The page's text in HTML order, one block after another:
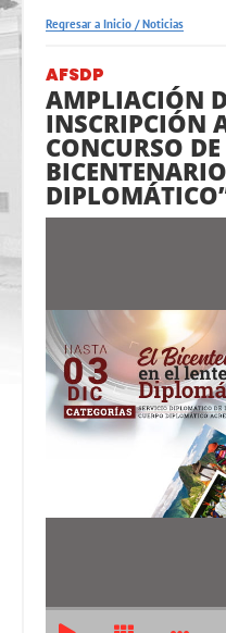
Regresar a Inicio /Noticias
AFSDP
AMPLIACIÓN
INSCRIPCIÓN
CONCURSO